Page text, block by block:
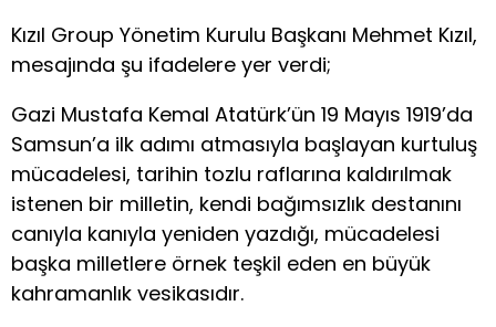
Kızıl Group Yönetim Kurulu Başkanı Mehmet Kızıl,
mesajında şu ifadelere yer verdi;
Gazi Mustafa Kemal Atatürk’ün 19 Mayıs 1919’da
Samsun’a ilk adımı atmasıyla başlayan kurtuluş
mücadelesi, tarihin tozlu raflarına kaldırılmak
istenen bir milletin, kendi bağımsızlık destanını
canıyla kanıyla yeniden yazdığı, mücadelesi
başka milletlere örnek teşkil eden en büyük
kahramanlık vesikasıdır.